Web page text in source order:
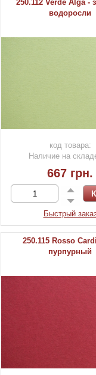
250.112 Verde Alga -
водоросли
код товара:
Наличие на
667 грн.
Быстрый
250.115 Rosso
пурпурный